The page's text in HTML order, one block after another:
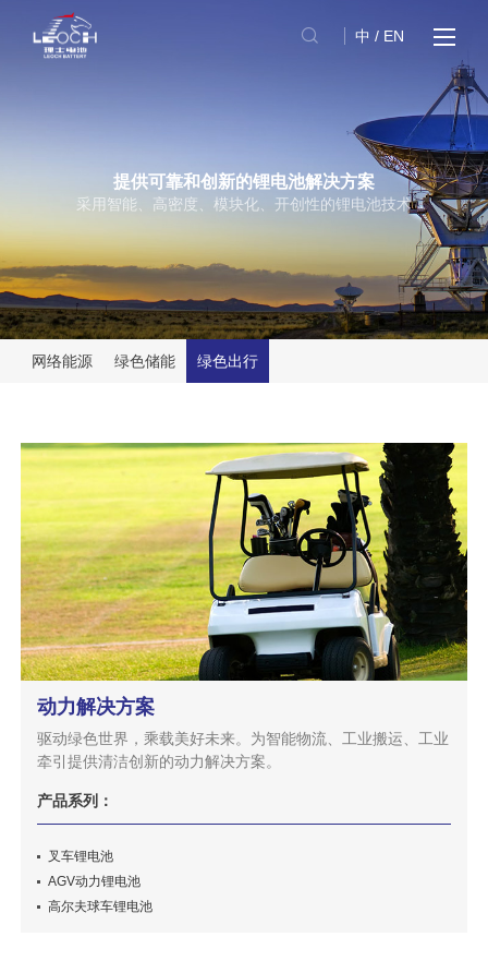
中 / EN
提供可靠和创新的锂电池解决方案
采用智能、高密度、模块化、开创性的锂电池技术
网络能源 绿色储能 绿色出行
动力解决方案
驱动绿色世界，乘载美好未来。为智能物流、工业搬运、工业
牵引提供清洁创新的动力解决方案。
产品系列：
叉车锂电池
AGV动力锂电池
高尔夫球车锂电池